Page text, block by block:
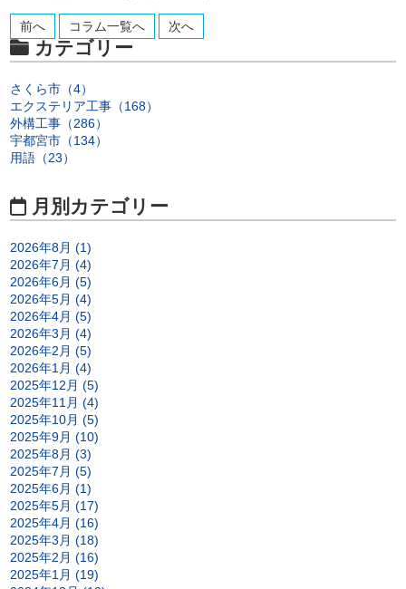
前へ コラム一覧へ 次へ
カテゴリー
さくら市（4）
エクステリア工事（168）
外構工事（286）
宇都宮市（134）
用語（23）
月別カテゴリー
2026年8月 (1)
2026年7月 (4)
2026年6月 (5)
2026年5月 (4)
2026年4月 (5)
2026年3月 (4)
2026年2月 (5)
2026年1月 (4)
2025年12月 (5)
2025年11月 (4)
2025年10月 (5)
2025年9月 (10)
2025年8月 (3)
2025年7月 (5)
2025年6月 (1)
2025年5月 (17)
2025年4月 (16)
2025年3月 (18)
2025年2月 (16)
2025年1月 (19)